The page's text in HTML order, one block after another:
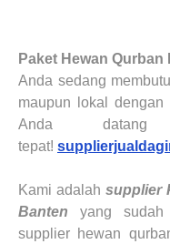
Paket Hewan Qurban
Anda sedang
maupun lokal
Anda
tepat!
Kami adalah supplier
Banten yang sudah
supplier hewan